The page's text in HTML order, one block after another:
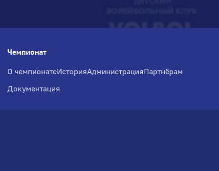
Чемпионат
О чемпионатеИсторияАдминистрацияПартнёрам
Документация
Медиа